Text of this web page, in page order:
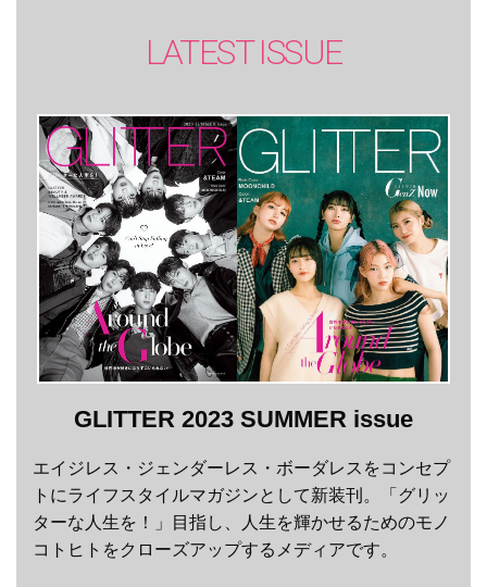
LATEST ISSUE
GLITTER 2023 SUMMER issue
エイジレス・ジェンダーレス・ボーダレスをコンセプ
トにライフスタイルマガジンとして新装刊。「グリッ
ターな人生を！」目指し、人生を輝かせるためのモノ
コトヒトをクローズアップするメディアです。